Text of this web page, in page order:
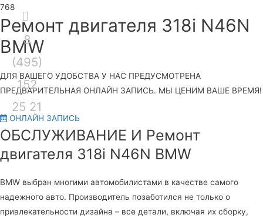
Секция
над
шапкой
8
(495)
152
25 21
Ремонт двигателя 318i N46N
BMW
ДЛЯ ВАШЕГО УДОБСТВА У НАС ПРЕДУСМОТРЕНА
ПРЕДВАРИТЕЛЬНАЯ ОНЛАЙН ЗАПИСЬ. МЫ ЦЕНИМ ВАШЕ ВРЕМЯ!
ОНЛАЙН ЗАПИСЬ
ОБСЛУЖИВАНИЕ И Ремонт
двигателя 318i N46N BMW
BMW выбран многими автомобилистами в качестве самого
надежного авто. Производитель позаботился не только о
привлекательности дизайна – все детали, включая их сборку,